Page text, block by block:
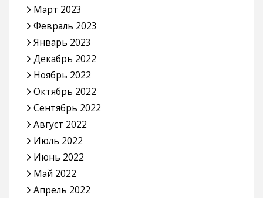
Март 2023
Февраль 2023
Январь 2023
Декабрь 2022
Ноябрь 2022
Октябрь 2022
Сентябрь 2022
Август 2022
Июль 2022
Июнь 2022
Май 2022
Апрель 2022